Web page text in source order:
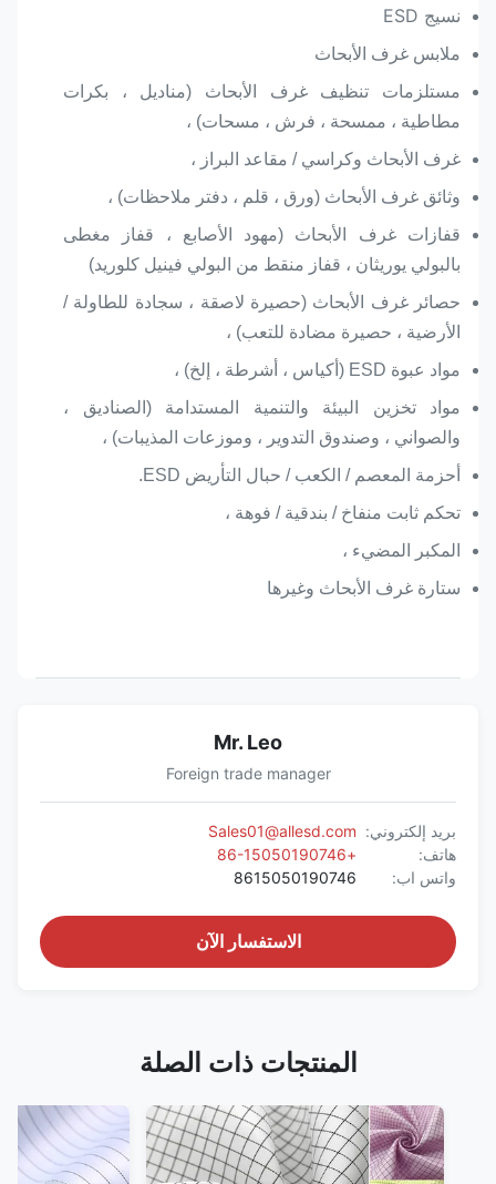
نسيج ESD
ملابس غرف الأبحاث
مستلزمات تنظيف غرف الأبحاث (مناديل ، بكرات
مطاطية ، ممسحة ، فرش ، مسحات) ،
غرف الأبحاث وكراسي / مقاعد البراز ،
وثائق غرف الأبحاث (ورق ، قلم ، دفتر ملاحظات) ،
قفازات غرف الأبحاث (مهود الأصابع ، قفاز مغطى
بالبولي يوريثان ، قفاز منقط من البولي فينيل كلوريد)
حصائر غرف الأبحاث (حصيرة لاصقة ، سجادة للطاولة /
الأرضية ، حصيرة مضادة للتعب) ،
مواد عبوة ESD (أكياس ، أشرطة ، إلخ) ،
مواد تخزين البيئة والتنمية المستدامة (الصناديق ،
والصواني ، وصندوق التدوير ، وموزعات المذيبات) ،
أحزمة المعصم / الكعب / حبال التأريض ESD.
تحكم ثابت منفاخ / بندقية / فوهة ،
المكبر المضيء ،
ستارة غرف الأبحاث وغيرها
Mr. Leo
Foreign trade manager
بريد إلكتروني: Sales01@allesd.com
هاتف:
+86-15050190746
واتس اب:
8615050190746
الاستفسار الآن
المنتجات ذات الصلة